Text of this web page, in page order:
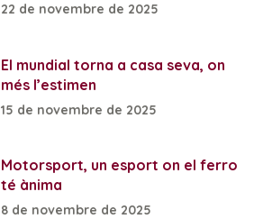
22 de novembre de 2025
El mundial torna a casa seva, on
més l’estimen
15 de novembre de 2025
Motorsport, un esport on el ferro
té ànima
8 de novembre de 2025